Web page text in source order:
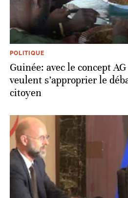
POLITIQUE
Guinée: avec le concept
veulent s’approprier le
citoyen